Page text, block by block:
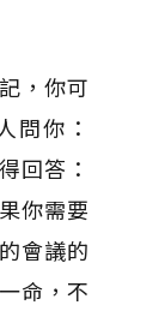
，你可
問你：
回答：
你需要
會議的
命，不